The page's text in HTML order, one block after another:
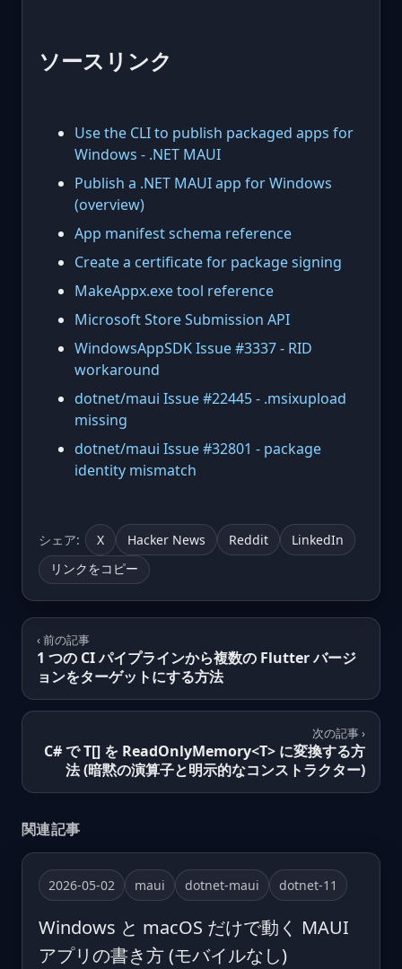
ソースリンク
Use the CLI to publish packaged apps for
Windows - .NET MAUI
Publish a .NET MAUI app for Windows
(overview)
App manifest schema reference
Create a certificate for package signing
MakeAppx.exe tool reference
Microsoft Store Submission API
WindowsAppSDK Issue #3337 - RID
workaround
dotnet/maui Issue #22445 - .msixupload
missing
dotnet/maui Issue #32801 - package
identity mismatch
シェア: X Hacker News Reddit LinkedIn
リンクをコピー
‹ 前の記事
1 つの CI パイプラインから複数の Flutter バージ
ョンをターゲットにする方法
次の記事 ›
C# で T[] を ReadOnlyMemory<T> に変換する方
法 (暗黙の演算子と明示的なコンストラクター)
関連記事
2026-05-02 maui dotnet-maui dotnet-11
Windows と macOS だけで動く MAUI
アプリの書き方 (モバイルなし)